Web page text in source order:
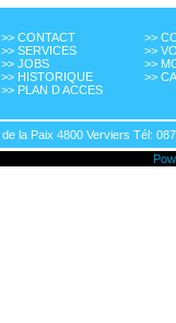
>> CONTACT
>> SERVICES
>> JOBS
>> HISTORIQUE
>> PLAN D ACCES
>>
>>
>>
>>
la Paix 4800 Verviers Tél: